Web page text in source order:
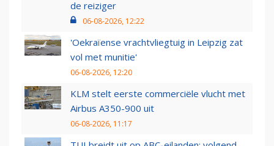
de reiziger
06-08-2026, 12:22
'Oekraïense vrachtvliegtuig in Leipzig zat
vol met munitie'
06-08-2026, 12:20
KLM stelt eerste commerciële vlucht met
Airbus A350-900 uit
06-08-2026, 11:17